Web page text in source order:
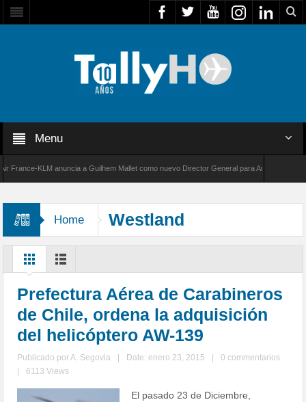
Menu
KLM anuncia a Guilhem Mallet como nuevo Director General para América Latina
Home Westland
Prefectura Aérea de Carabineros
de Chile, ordena la adquisición
del helicóptero AW-139
Publicado porA. Segovia Date: enero 23, 2015
0 commentarios
6113 Views
El pasado 23 de Diciembre,